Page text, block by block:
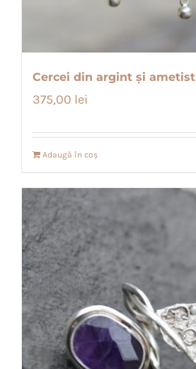
Cercei din argint și ametist
375,00 lei
Adaugă în coș